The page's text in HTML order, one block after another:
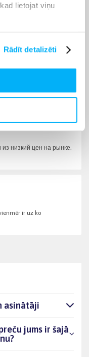
lietojat viņu
Rādīt detalizēti
precēm
скорости заточки . У
низкий цен на рынке,
ir uz ko
asinātāji
jums ir šajā